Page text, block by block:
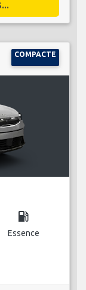
COMPACTE
local_gas_station
Essence